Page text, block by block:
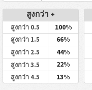
สูงกว่า +
สูงกว่า 0.5 100%
สูงกว่า 1.5 66%
สูงกว่า 2.5 44%
สูงกว่า 3.5 22%
สูงกว่า 4.5 13%